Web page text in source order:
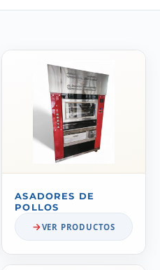
ASADORES DE
POLLOS
VER PRODUCTOS